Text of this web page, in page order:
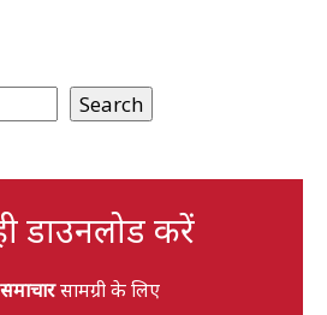
Search
डाउनलोड करें
समाचारसामग्री के लिए